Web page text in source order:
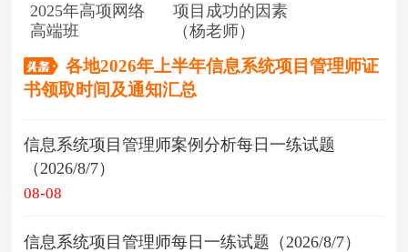
2025年高项网络
高端班
项目成功的因素
（杨老师）
各地2026年上半年信息系统项目管理师证
书领取时间及通知汇总
信息系统项目管理师案例分析每日一练试题
（2026/8/7）
08-08
信息系统项目管理师每日一练试题（2026/8/7）